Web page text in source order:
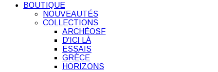
BOUTIQUE
NOUVEAUTÉS
COLLECTIONS
ARCHÉOSF
D'ICI LÀ
ESSAIS
GRÈCE
HORIZONS